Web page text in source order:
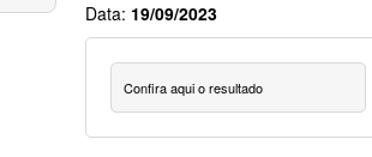
Data: 19/09/2023
Confira aqui o resultado